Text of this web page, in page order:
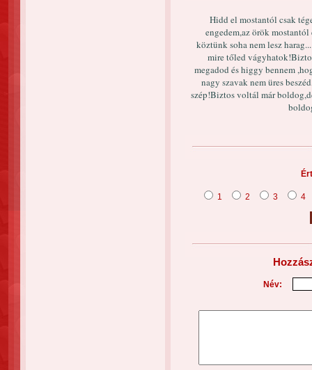
Hidd el mostantól csak
engedem,az örök
köztünk soha nem lesz
mire tőled
megadod és higgy bennem
nagy szavak nem üres
szép!Biztos voltál már
1 2 3 4
Név: